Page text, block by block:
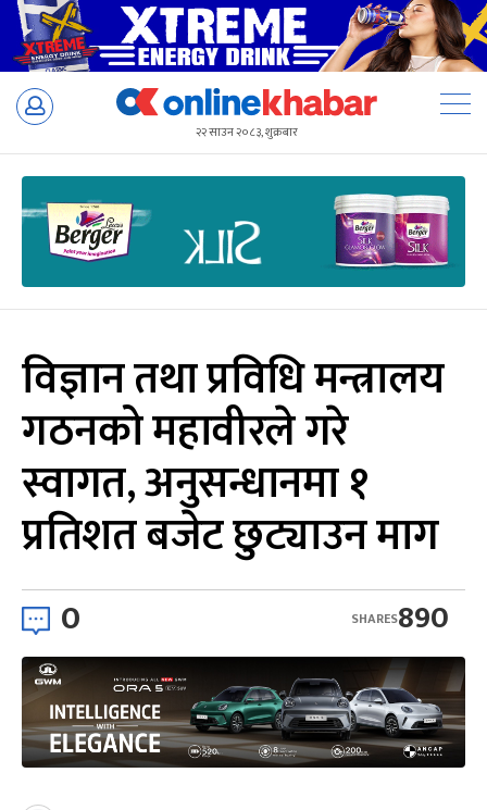
Skip
२२ साउन २०८३, शुक्रबार
विज्ञान तथा प्रविधि मन्त्रालय
गठनको महावीरले गरे
स्वागत, अनुसन्धानमा १
प्रतिशत बजेट छुट्याउन माग
0 890
SHARES